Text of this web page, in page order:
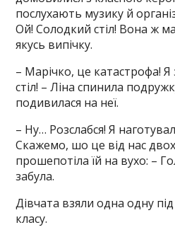
послухають музику й
Ой! Солодкий стіл! Вона ж
якусь випічку.
– Марічко, це катастрофа!
стіл! – Ліна спинила
подивилася на неї.
– Ну… Розслабся! Я
Скажемо, шо це від нас
прошепотіла їй на вухо: –
забула.
Дівчата взяли одна одну
класу.